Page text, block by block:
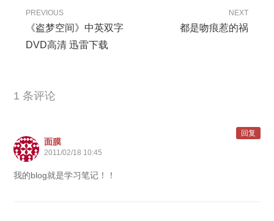
PREVIOUS
《盗梦空间》中英双字
DVD高清 迅雷下载
NEXT
都是吻痕惹的祸
1 条评论
面膜
2011/02/18 10:45
我的blog就是学习笔记！！
回复